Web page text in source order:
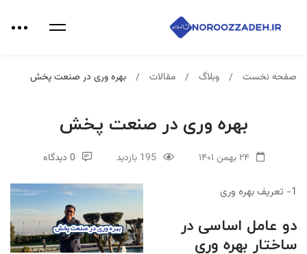
صفحه نخست وبلاگ مقالات بهره وری در صنعت پخش
بهره وری در صنعت پخش
۲۴ بهمن ۱۴۰۱ 195 بازدید 0 دیدگاه
1- تعریف بهره وری
دو عامل اساسی در
ساختار بهره وری